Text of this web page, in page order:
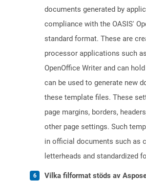
documents generated by
compliance with the OASIS'
standard format. These are
processor applications such
OpenOffice Writer and can
can be used to generate new
these template files. These
page margins, borders,
other page settings. Such
in official documents such as
letterheads and standardized
Vilka filformat stöds av